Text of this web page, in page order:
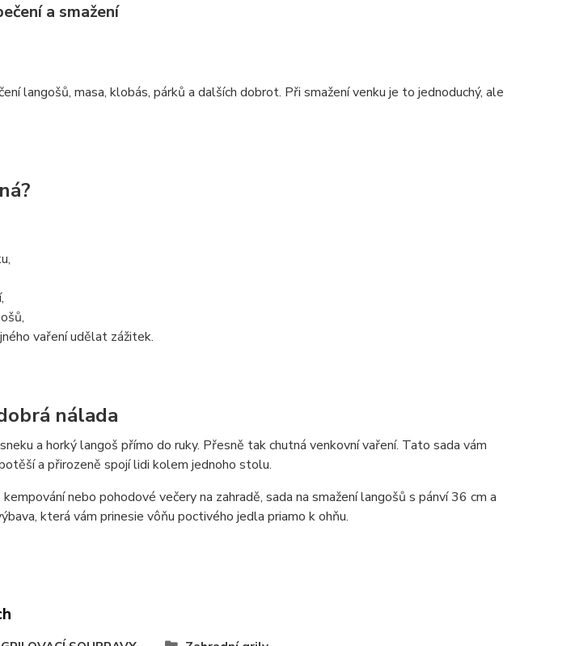
a smažení
langošů, masa, klobás, párků a dalších dobrot. Při smažení venku je to jednoduchý, ale
vaření udělat zážitek.
nálada
a horký langoš přímo do ruky. Přesně tak chutná venkovní vaření. Tato sada vám
a přirozeně spojí lidi kolem jednoho stolu.
nebo pohodové večery na zahradě, sada na smažení langošů s pánví 36 cm a
která vám prinesie vôňu poctivého jedla priamo k ohňu.